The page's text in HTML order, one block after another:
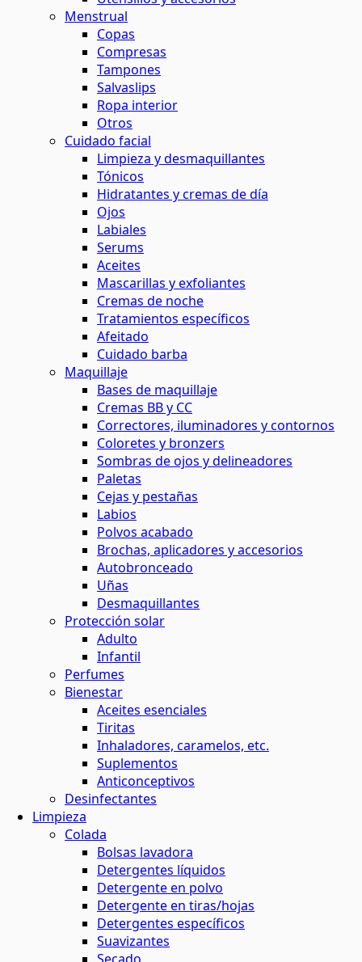
Menstrual
Copas
Compresas
Tampones
Salvaslips
Ropa interior
Otros
Cuidado facial
Limpieza y desmaquillantes
Tónicos
Hidratantes y cremas de día
Ojos
Labiales
Serums
Aceites
Mascarillas y exfoliantes
Cremas de noche
Tratamientos específicos
Afeitado
Cuidado barba
Maquillaje
Bases de maquillaje
Cremas BB y CC
Correctores, iluminadores y contornos
Coloretes y bronzers
Sombras de ojos y delineadores
Paletas
Cejas y pestañas
Labios
Polvos acabado
Brochas, aplicadores y accesorios
Autobronceado
Uñas
Desmaquillantes
Protección solar
Adulto
Infantil
Perfumes
Bienestar
Aceites esenciales
Tiritas
Inhaladores, caramelos, etc.
Suplementos
Anticonceptivos
Desinfectantes
Limpieza
Colada
Bolsas lavadora
Detergentes líquidos
Detergente en polvo
Detergente en tiras/hojas
Detergentes específicos
Suavizantes